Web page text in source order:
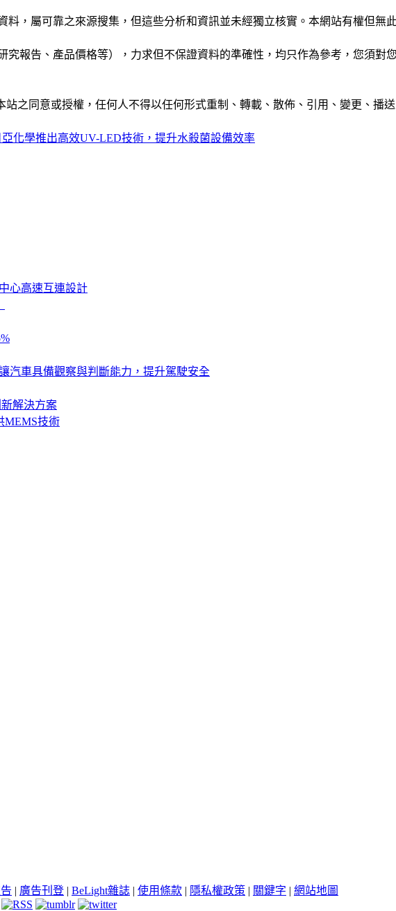
，屬可靠之來源搜集，但這些分析和資訊並未經獨立核實。本網站有權但無
報告、產品價格等），力求但不保證資料的準確性，均只作為參考，您須對
站之同意或授權，任何人不得以任何形式重制、轉載、散佈、引用、變更、播
亞化學推出高效UV-LED技術，提升水殺菌設備效率
心高速互連設計
汽車具備觀察與判斷能力，提升駕駛安全
解決方案
MEMS技術
| 廣告刊登 | BeLight雜誌 | 使用條款 | 隱私權政策 | 關鍵字 | 網站地圖